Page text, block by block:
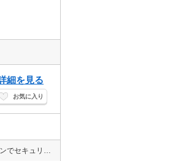
細を見る
お気に入り
★ペット飼育可能★エアコン付★敷金、礼金０円★オートロック★オートロック、TVインターホンでセキュリティー面も安心の築浅物件★インターネット無料で即日よりご利用可能★宅配ボックス完備でお荷物の受け取りもラクチン★数少ないペットと一緒にお住まい可能のお部屋★